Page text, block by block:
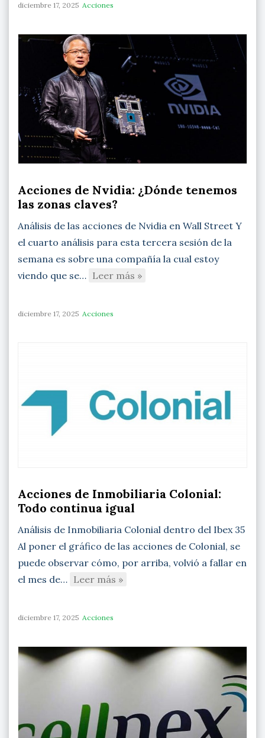
diciembre 17, 2025 Acciones
Acciones de Nvidia: ¿Dónde tenemos
las zonas claves?
Análisis de las acciones de Nvidia en Wall Street Y
el cuarto análisis para esta tercera sesión de la
semana es sobre una compañía la cual estoy
viendo que se… Leer más »
diciembre 17, 2025 Acciones
Acciones de Inmobiliaria Colonial:
Todo continua igual
Análisis de Inmobiliaria Colonial dentro del Ibex 35
Al poner el gráfico de las acciones de Colonial, se
puede observar cómo, por arriba, volvió a fallar en
el mes de… Leer más »
diciembre 17, 2025 Acciones